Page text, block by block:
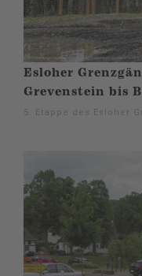
Esloher
Grevenstein bis
5. Etappe des Esloher